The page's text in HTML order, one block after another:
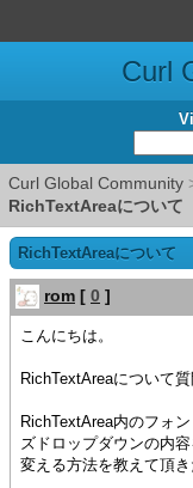
Curl
Curl Global Community
RichTextAreaについて
RichTextAreaについて
rom [ 0 ]
こんにちは。
RichTextAreaについて質
RichTextArea内のフォ
ズドロップダウンの内容
変える方法を教えて頂き